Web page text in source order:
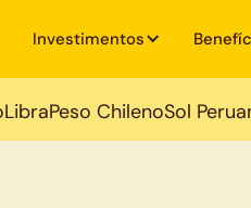
Investimentos
LibraPeso ChilenoSol